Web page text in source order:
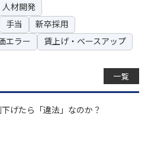
材開発
手当
新卒採用
エラー
賃上げ・ベースアップ
一覧
げたら「違法」なのか？